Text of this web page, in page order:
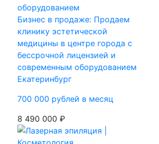
Бизнес в продаже: Продаем
клинику эстетической
медицины в центре города с
бессрочной лицензией и
современным оборудованием
Екатеринбург
700 000 рублей в месяц
8 490 000 ₽